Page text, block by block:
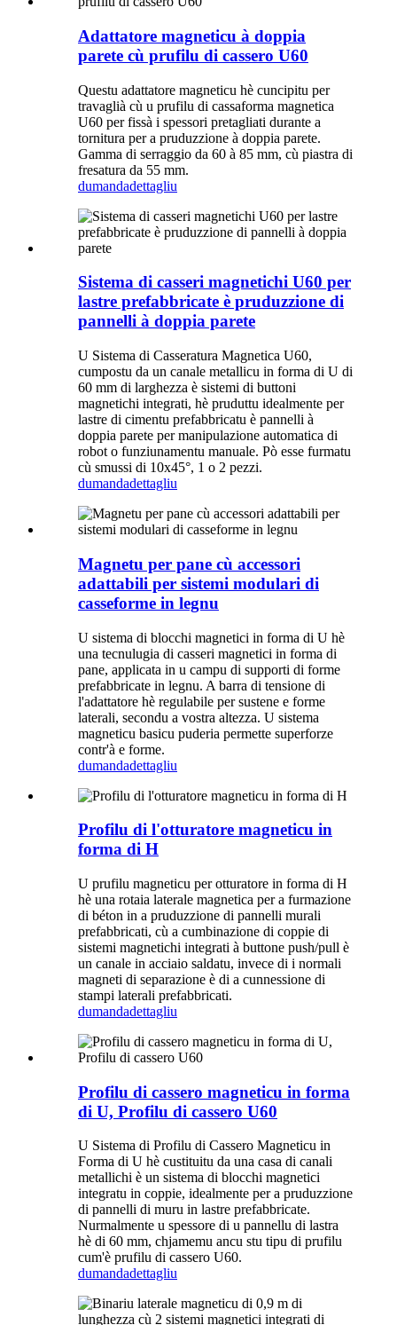
Adattatore magneticu à doppia
parete cù prufilu di cassero U60
Questu adattatore magneticu hè cuncipitu per
travaglià cù u prufilu di cassaforma magnetica
U60 per fissà i spessori pretagliati durante a
tornitura per a pruduzzione à doppia parete.
Gamma di serraggio da 60 à 85 mm, cù piastra di
fresatura da 55 mm.
dumandadettagliu
Sistema di casseri magnetichi U60 per
lastre prefabbricate è pruduzzione di
pannelli à doppia parete
U Sistema di Casseratura Magnetica U60,
cumpostu da un canale metallicu in forma di U di
60 mm di larghezza è sistemi di buttoni
magnetichi integrati, hè pruduttu idealmente per
lastre di cimentu prefabbricatu è pannelli à
doppia parete per manipulazione automatica di
robot o funziunamentu manuale. Pò esse furmatu
cù smussi di 10x45°, 1 o 2 pezzi.
dumandadettagliu
Magnetu per pane cù accessori
adattabili per sistemi modulari di
casseforme in legnu
U sistema di blocchi magnetici in forma di U hè
una tecnulugia di casseri magnetici in forma di
pane, applicata in u campu di supporti di forme
prefabbricate in legnu. A barra di tensione di
l'adattatore hè regulabile per sustene e forme
laterali, secondu a vostra altezza. U sistema
magneticu basicu puderia permette superforze
contr'à e forme.
dumandadettagliu
Profilu di l'otturatore magneticu in
forma di H
U prufilu magneticu per otturatore in forma di H
hè una rotaia laterale magnetica per a furmazione
di béton in a pruduzzione di pannelli murali
prefabbricati, cù a cumbinazione di coppie di
sistemi magnetichi integrati à buttone push/pull è
un canale in acciaio saldatu, invece di i normali
magneti di separazione è di a cunnessione di
stampi laterali prefabbricati.
dumandadettagliu
Profilu di cassero magneticu in forma
di U, Profilu di cassero U60
U Sistema di Profilu di Cassero Magneticu in
Forma di U hè custituitu da una casa di canali
metallichi è un sistema di blocchi magnetici
integratu in coppie, idealmente per a pruduzzione
di pannelli di muru in lastre prefabbricate.
Nurmalmente u spessore di u pannellu di lastra
hè di 60 mm, chjamemu ancu stu tipu di prufilu
cum'è prufilu di cassero U60.
dumandadettagliu